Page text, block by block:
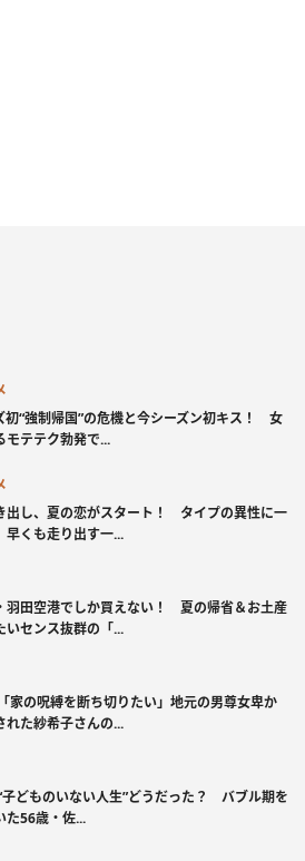
初“強制帰国”の危機と今シーズン初キス！ 女
モテテク勃発で...
出し、夏の恋がスタート！ タイプの異性に一
くも走り出す一...
羽田空港でしか買えない！ 夏の帰省＆お土産
いセンス抜群の「...
家の呪縛を断ち切りたい」地元の男尊女卑か
れた紗希子さんの...
“子どものいない人生”どうだった？ バブル期を
た56歳・佐...